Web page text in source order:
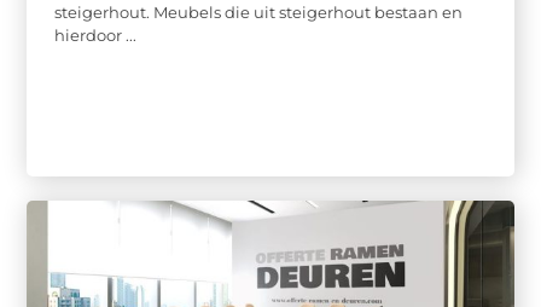
steigerhout. Meubels die uit steigerhout bestaan en
hierdoor ...